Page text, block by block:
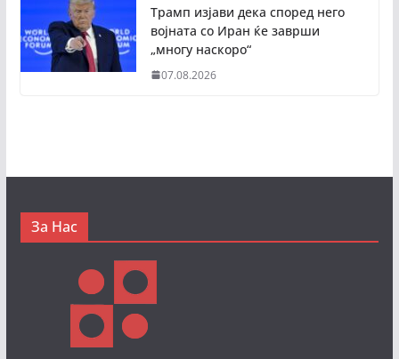
Трамп изјави дека според него
војната со Иран ќе заврши
„многу наскоро“
07.08.2026
За Нас